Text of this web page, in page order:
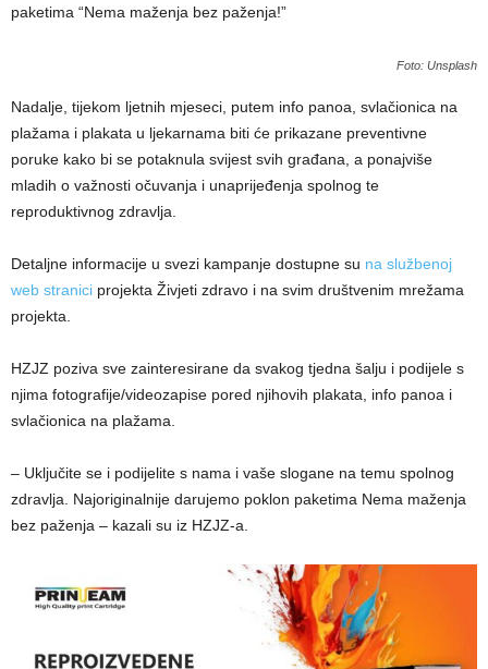
paketima “Nema maženja bez paženja!”
Foto: Unsplash
Nadalje, tijekom ljetnih mjeseci, putem info panoa, svlačionica na
plažama i plakata u ljekarnama biti će prikazane preventivne
poruke kako bi se potaknula svijest svih građana, a ponajviše
mladih o važnosti očuvanja i unaprijeđenja spolnog te
reproduktivnog zdravlja.
Detaljne informacije u svezi kampanje dostupne su na službenoj
web stranici projekta Živjeti zdravo i na svim društvenim mrežama
projekta.
HZJZ poziva sve zainteresirane da svakog tjedna šalju i podijele s
njima fotografije/videozapise pored njihovih plakata, info panoa i
svlačionica na plažama.
– Uključite se i podijelite s nama i vaše slogane na temu spolnog
zdravlja. Najoriginalnije darujemo poklon paketima Nema maženja
bez paženja – kazali su iz HZJZ-a.